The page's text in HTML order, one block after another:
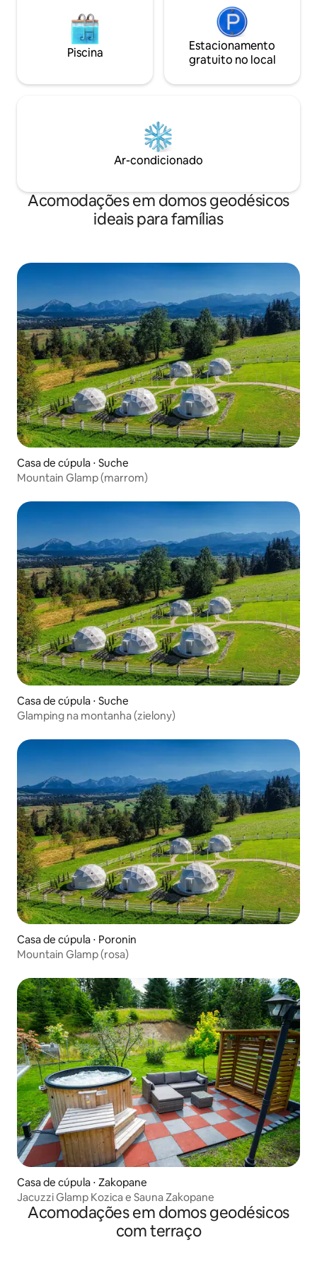
Piscina
Estacionamento
gratuito no local
Ar-condicionado
Acomodações em domos geodésicos
ideais para famílias
Casa de cúpula ⋅ Suche
Mountain Glamp (marrom)
Casa de cúpula ⋅ Suche
Glamping na montanha (zielony)
Casa de cúpula ⋅ Poronin
Mountain Glamp (rosa)
Casa de cúpula ⋅ Zakopane
Jacuzzi Glamp Kozica e Sauna Zakopane
Acomodações em domos geodésicos
com terraço